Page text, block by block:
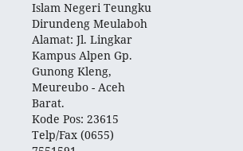
Islam Negeri Teungku
Dirundeng Meulaboh
Alamat: Jl. Lingkar
Kampus Alpen Gp.
Gunong Kleng,
Meureubo - Aceh
Barat.
Kode Pos: 23615
Telp/Fax (0655)